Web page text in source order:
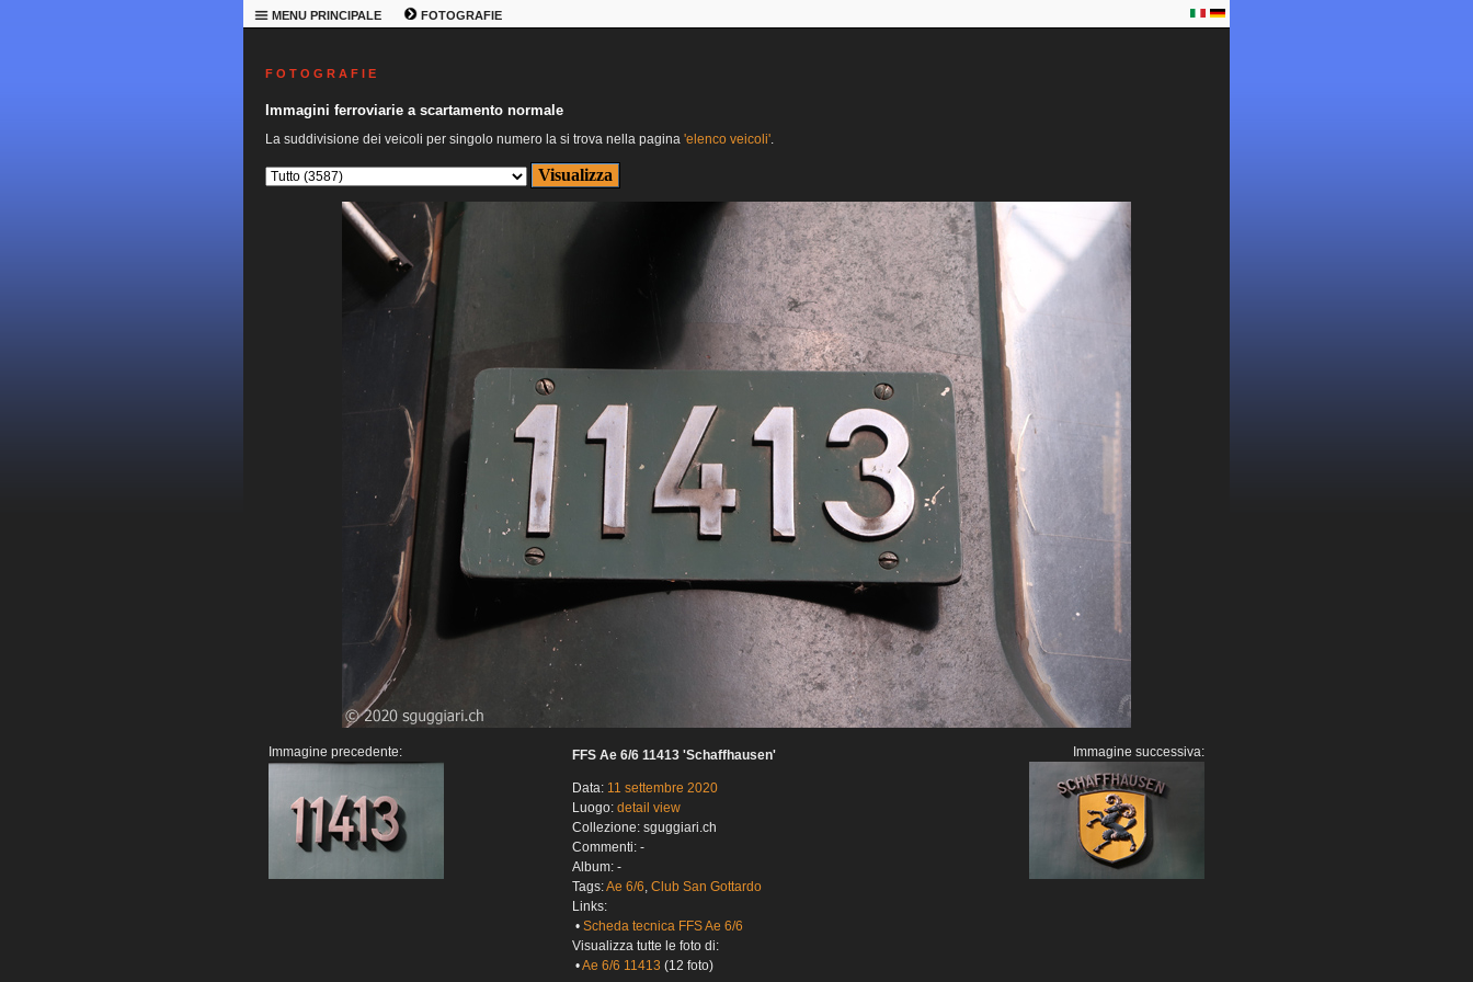
MENU PRINCIPALE FOTOGRAFIE
F O T O G R A F I E
Immagini ferroviarie a scartamento normale
La suddivisione dei veicoli per singolo numero la si trova nella pagina 'elenco veicoli'.
Immagine precedente: FFS Ae 6/6 11413 'Schaffhausen'
Data: 11 settembre 2020
Luogo: detail view
Collezione: sguggiari.ch
Commenti: -
Album: -
Tags:Ae 6/6, Club San Gottardo
Links:
• Scheda tecnica FFS Ae 6/6
Visualizza tutte le foto di:
•Ae 6/6 11413 (12 foto)
Immagine successiva: